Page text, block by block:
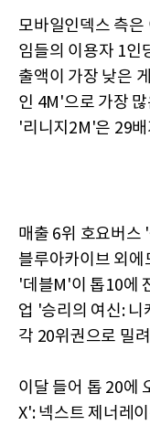
모바일인덱스 측은
임들의 이용자 1인
출액이 가장 낮은
인 4M'으로 가장
'리니지2M'은 29
매출 6위 호요버스
블루아카이브 외
'데블M'이 톱10에
업 '승리의 여신:
각 20위권으로 밀
이달 들어 톱 20에
X': 넥스트 제너레